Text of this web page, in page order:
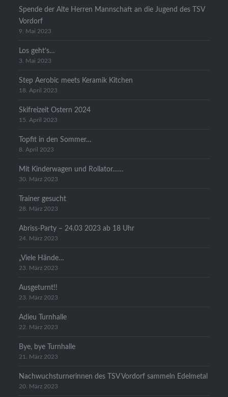
Spende der Alte Herren Mannschaft an die Jugend des TSV
Vordorf
9. Mai 2023
Los geht’s…
3. Mai 2023
Step Aerobic meets Keramik Kitchen
18. April 2023
Skifreizeit Ostern 2024
15. April 2023
Topfit in den Sommer…
8. April 2023
Mit Kinderwagen und Rollator……
30. März 2023
Trainer gesucht
28. März 2023
Abriss-Party – 24.03 2023 ab 18 Uhr
24. März 2023
„Viele Hände…
23. März 2023
Ausgeturnt!!
23. März 2023
Adieu Turnhalle
22. März 2023
Bye, bye Turnhalle
21. März 2023
Nachwuchsturnerinnen des TSV Vordorf sammeln Edelmetal
20. März 2023